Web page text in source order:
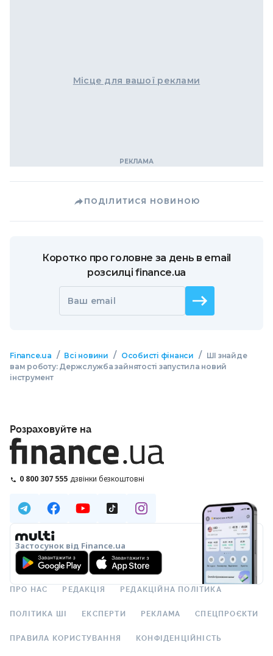
Місце для вашої реклами
ПОДІЛИТИСЯ НОВИНОЮ
Коротко про головне за день в email
розсилці finance.ua
Ваш email
Finance.ua / Всі новини / Особисті фінанси /
ШІ знайде
вам роботу: Держслужба зайнятості запустила новий
інструмент
Розраховуйте на
0 800 307 555 дзвінки безкоштовні
Застосунок від Finance.ua
ПРО НАС РЕДАКЦІЯ РЕДАКЦІЙНА ПОЛІТИКА
ПОЛІТИКА ШІ ЕКСПЕРТИ РЕКЛАМА СПЕЦПРОЄКТИ
ПРАВИЛА КОРИСТУВАННЯ КОНФІДЕНЦІЙНІСТЬ